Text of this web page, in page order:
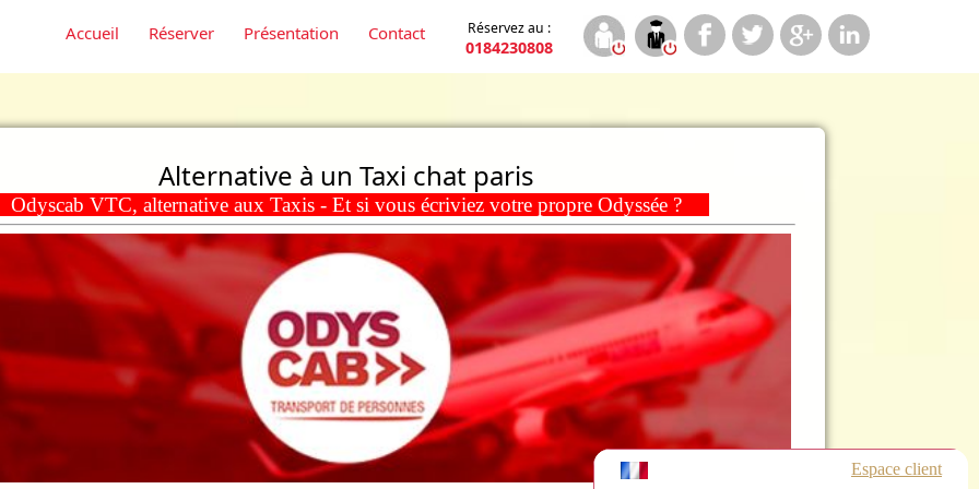
Accueil Réserver Présentation Contact Réservez au :
0184230808
Alternative à un Taxi chat paris
VTC, alternative aux Taxis - Et si vous écriviez votre propre Odyssée ?